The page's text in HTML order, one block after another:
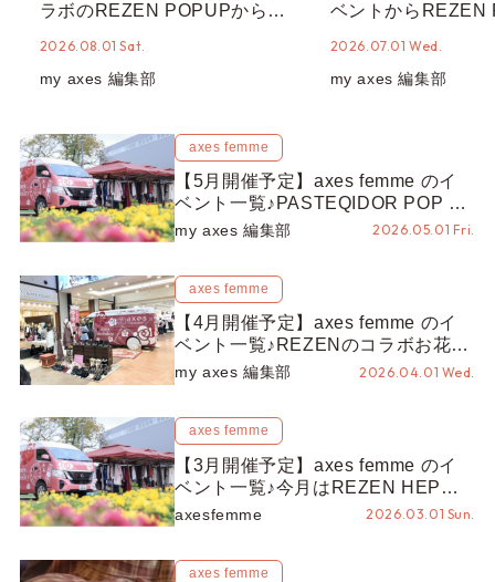
ラボのREZEN POPUPから、
ティまで！8月の特別なイベン
トをチェック◎
my axes 編集部
2026.08.01 Sat.
ベントからREZEN
りだくさん！
my axes 編集部
2026.07.01 Wed.
axes femme
【5月開催予定】axes femme のイ
ベント一覧♪PASTEQIDOR POP UP
に、来店イベントまで！GWはイベ
my axes 編集部 2026.05.01 Fri.
axes femme
【4月開催予定】axes femme のイ
ベント一覧♪REZENのコラボお花見
イベントに、a.cafe 誕生祭特別企画
my axes 編集部 2026.04.01 Wed.
axes femme
【3月開催予定】axes femme のイ
ベント一覧♪今月はREZEN HEP
FIVE1周年記念イベント、mobility
axesfemme 2026.03.01 Sun.
axes femme